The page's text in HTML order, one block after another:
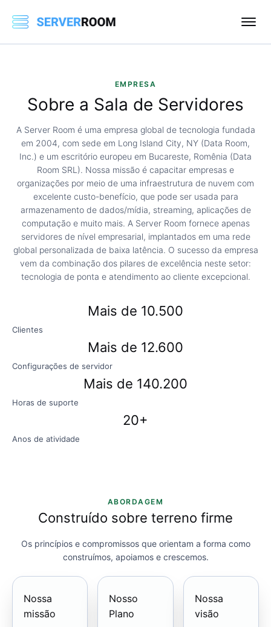
EMPRESA
Sobre a Sala de Servidores
A Server Room é uma empresa global de tecnologia fundada
em 2004, com sede em Long Island City, NY (Data Room,
Inc.) e um escritório europeu em Bucareste, Romênia (Data
Room SRL). Nossa missão é capacitar empresas e
organizações por meio de uma infraestrutura de nuvem com
excelente custo-benefício, que pode ser usada para
armazenamento de dados/mídia, streaming, aplicações de
computação e muito mais. A Server Room fornece apenas
servidores de nível empresarial, implantados em uma rede
global personalizada de baixa latência. O sucesso da empresa
vem da combinação dos pilares de excelência neste setor:
tecnologia de ponta e atendimento ao cliente excepcional.
Mais de 10.500
Clientes
Mais de 12.600
Configurações de servidor
Mais de 140.200
Horas de suporte
20+
Anos de atividade
ABORDAGEM
Construído sobre terreno firme
Os princípios e compromissos que orientam a forma como
construímos, apoiamos e crescemos.
Nossa
missão
Nosso
Plano
Nossa
visão